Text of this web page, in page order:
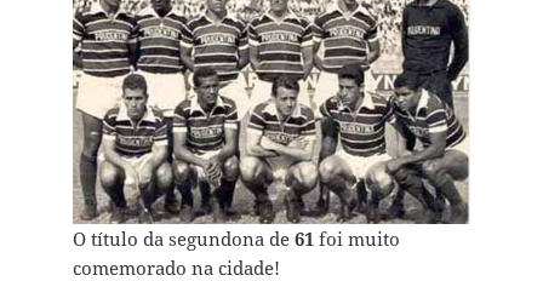
O título da segundona de 61 foi muito
comemorado na cidade!